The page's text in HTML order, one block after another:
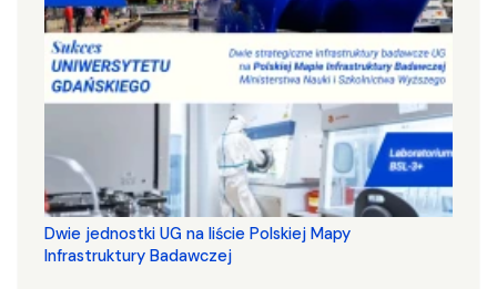
Dwie jednostki UG na liście Polskiej Mapy
Infrastruktury Badawczej